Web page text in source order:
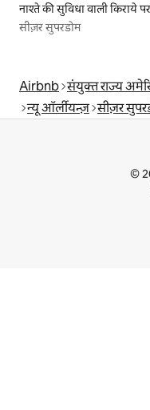
सीज़र सुपरडोम
Airbnb संयुक्त राज्य
न्यू ऑर्लीयन्ज़ सीज़र
©